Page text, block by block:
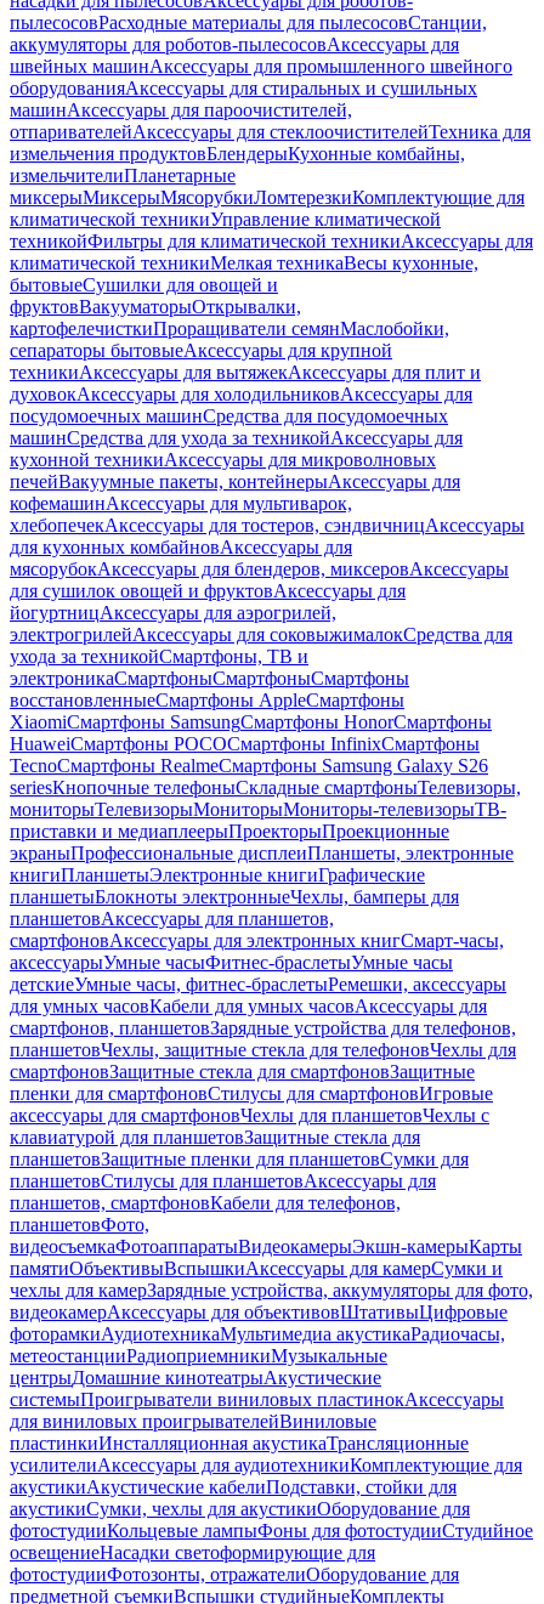
пылесосовРасходные материалы для пылесосовСтанции,
аккумуляторы для роботов-пылесосовАксессуары для
швейных машинАксессуары для промышленного швейного
оборудованияАксессуары для стиральных и сушильных
машинАксессуары для пароочистителей,
отпаривателейАксессуары для стеклоочистителейТехника для
измельчения продуктовБлендерыКухонные комбайны,
измельчителиПланетарные
миксерыМиксерыМясорубкиЛомтерезкиКомплектующие для
климатической техникиУправление климатической
техникойФильтры для климатической техникиАксессуары для
климатической техникиМелкая техникаВесы кухонные,
бытовыеСушилки для овощей и
фруктовВакууматорыОткрывалки,
картофелечисткиПроращиватели семянМаслобойки,
сепараторы бытовыеАксессуары для крупной
техникиАксессуары для вытяжекАксессуары для плит и
духовокАксессуары для холодильниковАксессуары для
посудомоечных машинСредства для посудомоечных
машинСредства для ухода за техникойАксессуары для
кухонной техникиАксессуары для микроволновых
печейВакуумные пакеты, контейнерыАксессуары для
кофемашинАксессуары для мультиварок,
хлебопечекАксессуары для тостеров, сэндвичницАксессуары
для кухонных комбайновАксессуары для
мясорубокАксессуары для блендеров, миксеровАксессуары
для сушилок овощей и фруктовАксессуары для
йогуртницАксессуары для аэрогрилей,
электрогрилейАксессуары для соковыжималокСредства для
ухода за техникойСмартфоны, ТВ и
электроникаСмартфоныСмартфоныСмартфоны
восстановленныеСмартфоны AppleСмартфоны
XiaomiСмартфоны SamsungСмартфоны HonorСмартфоны
HuaweiСмартфоны POCOСмартфоны InfinixСмартфоны
TecnoСмартфоны RealmeСмартфоны Samsung Galaxy S26
seriesКнопочные телефоныСкладные смартфоныТелевизоры,
мониторыТелевизорыМониторыМониторы-телевизорыТВ-
приставки и медиаплеерыПроекторыПроекционные
экраныПрофессиональные дисплеиПланшеты, электронные
книгиПланшетыЭлектронные книгиГрафические
планшетыБлокноты электронныеЧехлы, бамперы для
планшетовАксессуары для планшетов,
смартфоновАксессуары для электронных книгСмарт-часы,
аксессуарыУмные часыФитнес-браслетыУмные часы
детскиеУмные часы, фитнес-браслетыРемешки, аксессуары
для умных часовКабели для умных часовАксессуары для
смартфонов, планшетовЗарядные устройства для телефонов,
планшетовЧехлы, защитные стекла для телефоновЧехлы для
смартфоновЗащитные стекла для смартфоновЗащитные
пленки для смартфоновСтилусы для смартфоновИгровые
аксессуары для смартфоновЧехлы для планшетовЧехлы с
клавиатурой для планшетовЗащитные стекла для
планшетовЗащитные пленки для планшетовСумки для
планшетовСтилусы для планшетовАксессуары для
планшетов, смартфоновКабели для телефонов,
планшетовФото,
видеосъемкаФотоаппаратыВидеокамерыЭкшн-камерыКарты
памятиОбъективыВспышкиАксессуары для камерСумки и
чехлы для камерЗарядные устройства, аккумуляторы для фото,
видеокамерАксессуары для объективовШтативыЦифровые
фоторамкиАудиотехникаМультимедиа акустикаРадиочасы,
метеостанцииРадиоприемникиМузыкальные
центрыДомашние кинотеатрыАкустические
системыПроигрыватели виниловых пластинокАксессуары
для виниловых проигрывателейВиниловые
пластинкиИнсталляционная акустикаТрансляционные
усилителиАксессуары для аудиотехникиКомплектующие для
акустикиАкустические кабелиПодставки, стойки для
акустикиСумки, чехлы для акустикиОборудование для
фотостудииКольцевые лампыФоны для фотостудииСтудийное
освещениеНасадки светоформирующие для
фотостудииФотозонты, отражателиОборудование для
предметной съемкиВспышки студийныеКомплекты